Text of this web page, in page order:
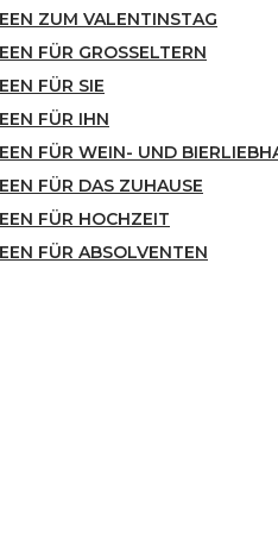
ZUM VALENTINSTAG
FÜR GROSSELTERN
FÜR SIE
FÜR IHN
FÜR WEIN- UND
FÜR DAS ZUHAUSE
FÜR HOCHZEIT
FÜR ABSOLVENTEN